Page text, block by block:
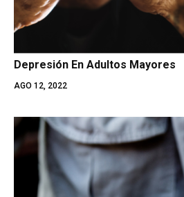
Depresión En Adultos Mayores
AGO 12, 2022